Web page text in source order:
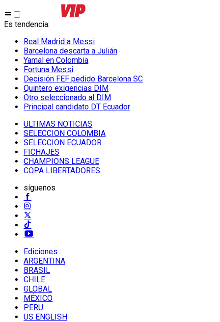
Es tendencia:
Real Madrid a Messi
Barcelona descarta a Julián
Yamal en Colombia
Fortuna Messi
Decisión FEF pedido Barcelona SC
Quintero exigencias DIM
Otro seleccionado al DIM
Principal candidato DT Ecuador
ULTIMAS NOTICIAS
SELECCION COLOMBIA
SELECCION ECUADOR
FICHAJES
CHAMPIONS LEAGUE
COPA LIBERTADORES
síguenos
Ediciones
ARGENTINA
BRASIL
CHILE
GLOBAL
MÉXICO
PERU
US ENGLISH